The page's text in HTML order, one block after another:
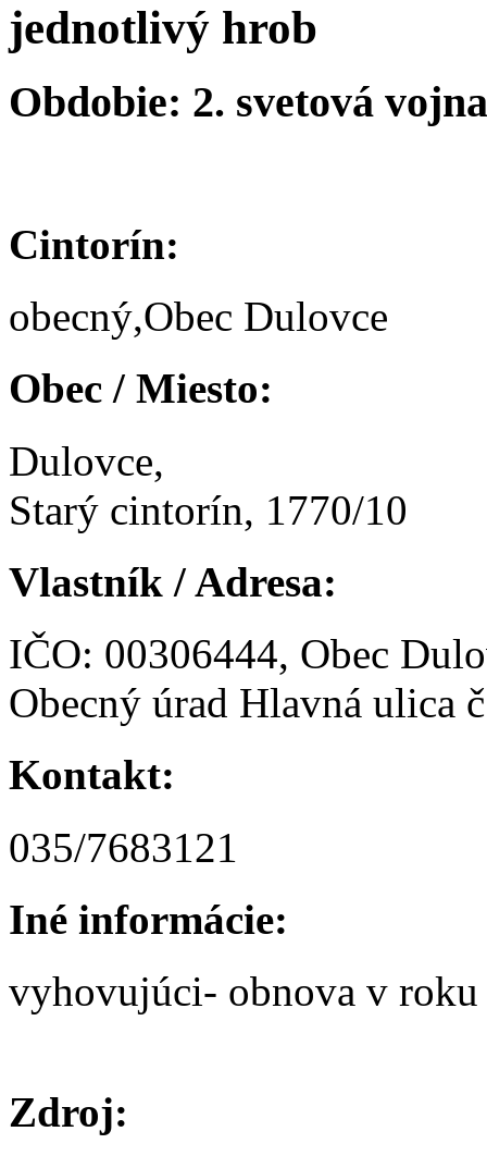
jednotlivý hrob
Obdobie: 2. svetová vojna
Cintorín:
obecný,Obec Dulovce
Obec / Miesto:
Dulovce,
Starý cintorín, 1770/10
Vlastník / Adresa:
IČO: 00306444, Obec
Obecný úrad Hlavná ulica
Kontakt:
035/7683121
Iné informácie:
vyhovujúci- obnova v roku
Zdroj: